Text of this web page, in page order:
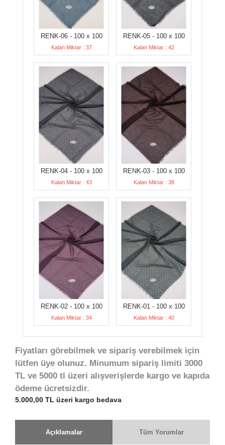
RENK-06 - 100 x 100
Kalan Miktar : 37
RENK-05 - 100 x 100
Kalan Miktar : 42
RENK-04 - 100 x 100
Kalan Miktar : 43
RENK-03 - 100 x 100
Kalan Miktar : 38
RENK-02 - 100 x 100
Kalan Miktar : 34
RENK-01 - 100 x 100
Kalan Miktar : 40
Fiyatları görebilmek ve sipariş verebilmek için
lütfen üye olunuz. Minumum sipariş limiti 3000
TL ve 5000 tl üzeri alışverişlerde kargo ve kapıda
ödeme ücretsizdir.
5.000,00 TL üzeri kargo bedava
Açıklamalar Tüm Yorumlar